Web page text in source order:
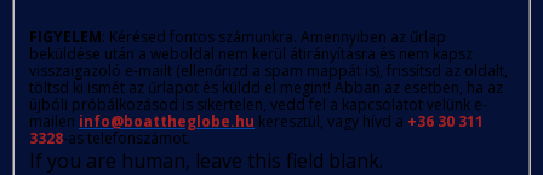
FIGYELEM: Kérésed fontos számunkra. Amennyiben az űrlap
beküldése után a weboldal nem kerül átirányításra és nem kapsz
visszaigazoló e-mailt (ellenőrizd a spam mappát is), frissítsd az oldalt,
töltsd ki ismét az űrlapot és küldd el megint! Abban az esetben, ha az
újbóli próbálkozásod is sikertelen, vedd fel a kapcsolatot velünk e-
mailen info@boattheglobe.hu keresztül, vagy hívd a +36 30 311
3328-as telefonszámot.
If you are human, leave this field blank.